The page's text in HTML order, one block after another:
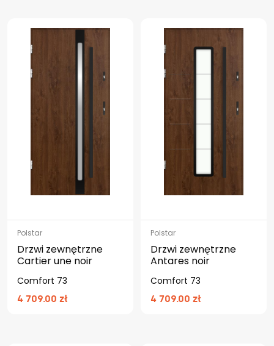
Polstar
Drzwi zewnętrzne
Cartier une noir
Comfort 73
4 709.00 zł
Polstar
Drzwi zewnętrzne
Antares noir
Comfort 73
4 709.00 zł